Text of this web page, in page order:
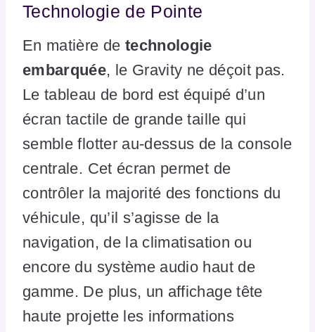
Technologie de Pointe
En matière de technologie
embarquée, le Gravity ne déçoit pas.
Le tableau de bord est équipé d’un
écran tactile de grande taille qui
semble flotter au-dessus de la console
centrale. Cet écran permet de
contrôler la majorité des fonctions du
véhicule, qu’il s’agisse de la
navigation, de la climatisation ou
encore du système audio haut de
gamme. De plus, un affichage tête
haute projette les informations